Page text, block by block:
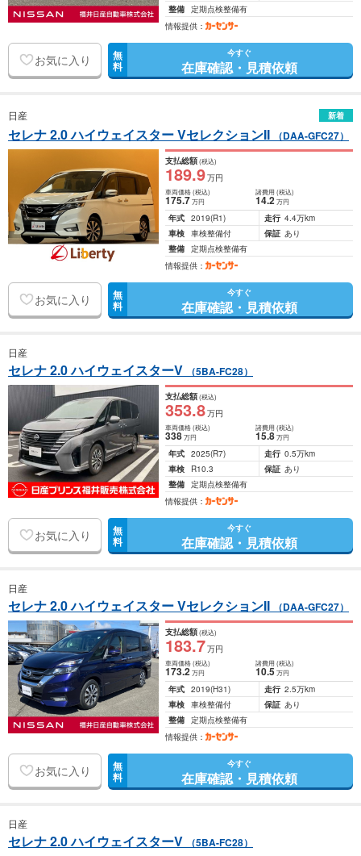
整備 定期点検整備有
情報提供：
お気に入り 無
料
今すぐ
在庫確認・見積依頼
日産 新着
セレナ 2.0 ハイウェイスター VセレクションII （DAA-GFC27）
支払総額(税込)
189.9万円
車両価格(税込)
175.7万円
諸費用 (税込)
14.2 万円
年式 2019(R1) 走行 4.4万km
車検 車検整備付 保証 あり
整備 定期点検整備有
情報提供：
お気に入り 無
料
今すぐ
在庫確認・見積依頼
日産
セレナ 2.0 ハイウェイスターV （5BA-FC28）
支払総額(税込)
353.8万円
車両価格(税込)
338万円
諸費用 (税込)
15.8 万円
年式 2025(R7) 走行 0.5万km
車検
R10.3 保証 あり
整備 定期点検整備有
情報提供：
お気に入り 無
料
今すぐ
在庫確認・見積依頼
日産
セレナ 2.0 ハイウェイスター VセレクションII （DAA-GFC27）
支払総額(税込)
183.7万円
車両価格(税込)
173.2万円
諸費用 (税込)
10.5 万円
年式 2019(H31) 走行 2.5万km
車検 車検整備付 保証 あり
整備 定期点検整備有
情報提供：
お気に入り 無
料
今すぐ
在庫確認・見積依頼
日産
セレナ 2.0 ハイウェイスターV （5BA-FC28）